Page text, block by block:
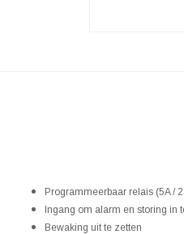
Programmeerbaar relais (5A /
Ingang om alarm en storing in
Bewaking uit te zetten